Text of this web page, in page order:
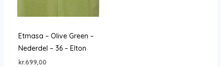
Etmasa – Olive Green –
Nederdel – 36 – Elton
kr.699,00